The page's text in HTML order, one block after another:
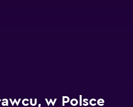
w Polsce